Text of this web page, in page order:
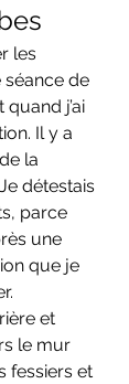
les
séance de
j’ai
Il y a
la
détestais
parce
une
que je
et
le mur
fessiers et